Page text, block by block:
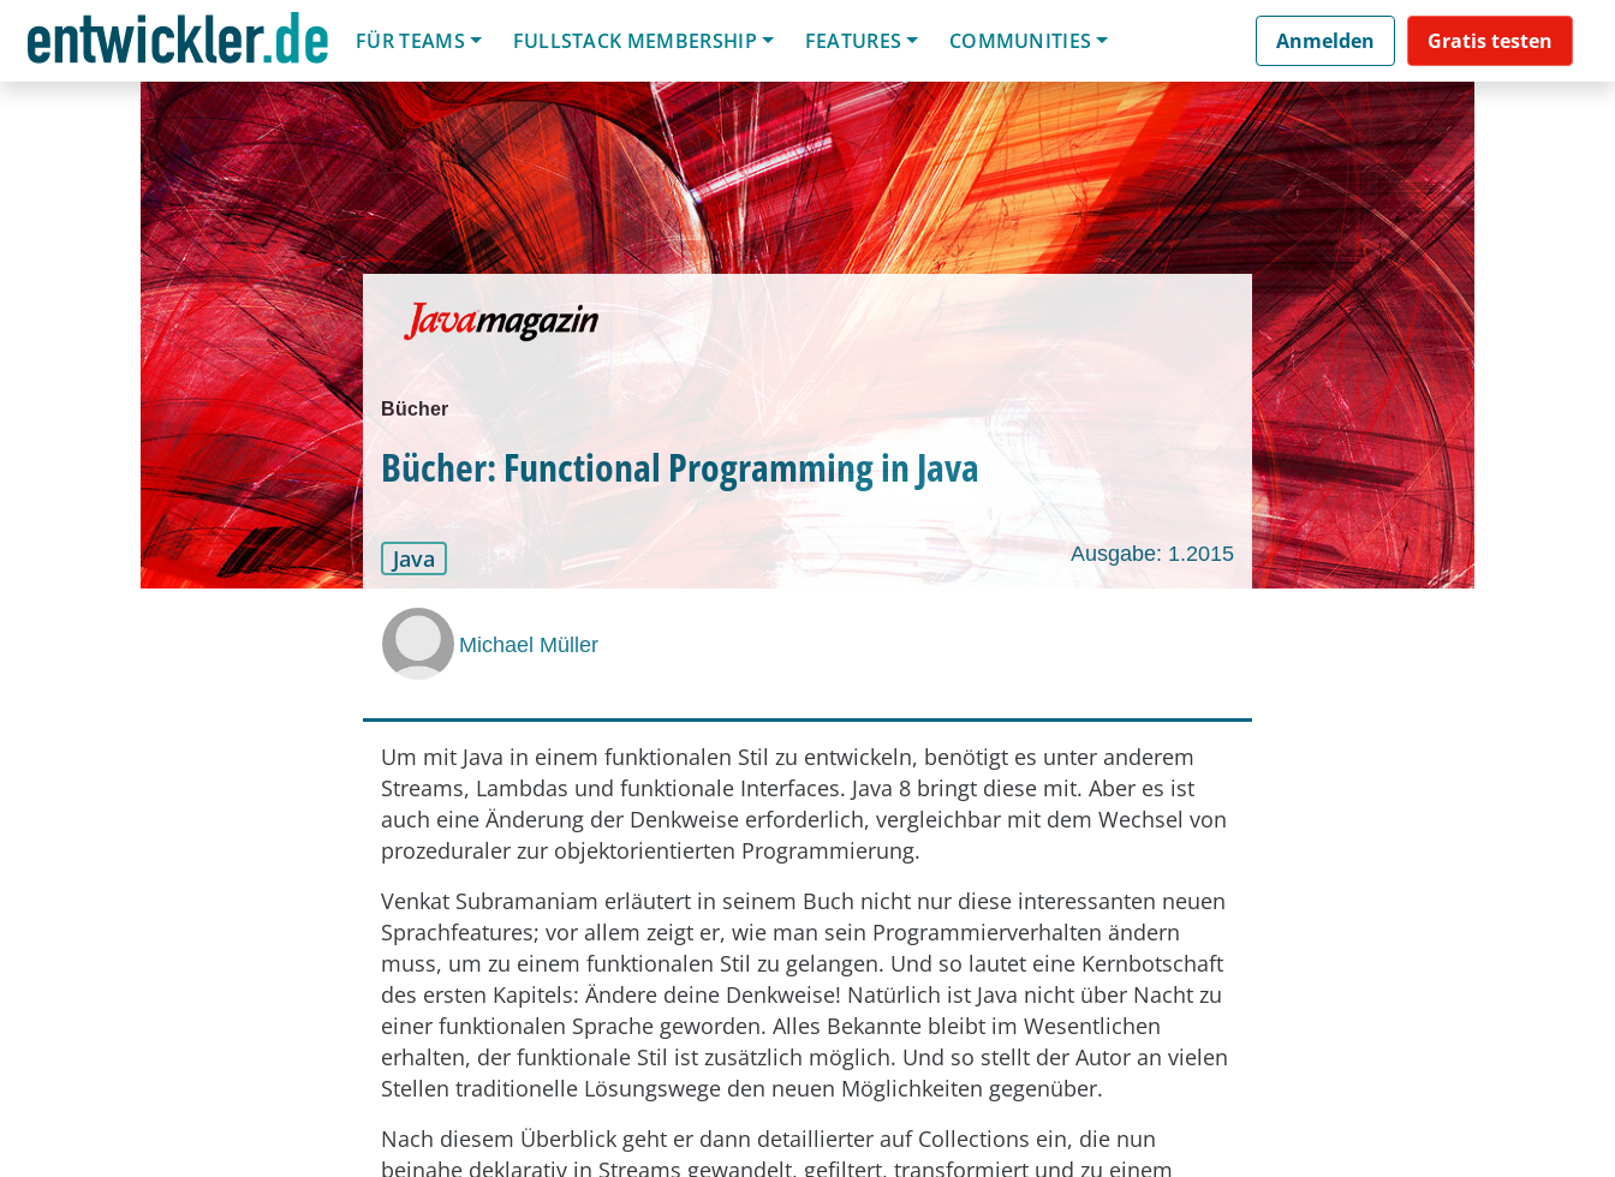
FÜR TEAMS
FULLSTACK MEMBERSHIP FEATURES COMMUNITIES Anmelden Gratis testen
Bücher
Bücher: Functional Programming in Java
Java Ausgabe: 1.2015
Michael Müller
Um mit Java in einem funktionalen Stil zu entwickeln, benötigt es unter anderem
Streams, Lambdas und funktionale Interfaces. Java 8 bringt diese mit. Aber es ist
auch eine Änderung der Denkweise erforderlich, vergleichbar mit dem Wechsel von
prozeduraler zur objektorientierten Programmierung.
Venkat Subramaniam erläutert in seinem Buch nicht nur diese interessanten neuen
Sprachfeatures; vor allem zeigt er, wie man sein Programmierverhalten ändern
muss, um zu einem funktionalen Stil zu gelangen. Und so lautet eine Kernbotschaft
des ersten Kapitels: Ändere deine Denkweise! Natürlich ist Java nicht über Nacht zu
einer funktionalen Sprache geworden. Alles Bekannte bleibt im Wesentlichen
erhalten, der funktionale Stil ist zusätzlich möglich. Und so stellt der Autor an vielen
Stellen traditionelle Lösungswege den neuen Möglichkeiten gegenüber.
Nach diesem Überblick geht er dann detaillierter auf Collections ein, die nun
beinahe deklarativ in Streams gewandelt, gefiltert, transformiert und zu einem